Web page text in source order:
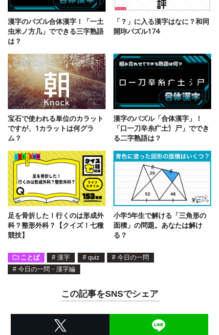
漢字のパズル合体漢字！「一土
虫米ノ方几」でできる三字熟語
は？
「？」に入る漢字はなに？和同
開珎パズル174
宝石で使われる単位のカラット
ですが、1カラットは何グラ
ム？
漢字のパズル「合体漢字」！
「口一刀辛糸疒土氵尸」ででき
る二字熟語は？
足を骨折した！行くのは形成外
科？整形外科？【クイズ！七種
競技】
小学5年生で解ける「三角形の
面積」の問題。あなたは解け
る？
ことば # 漢字 # quiz # 今日の一問
# 今日の一問・漢字編
この記事をSNSでシェア